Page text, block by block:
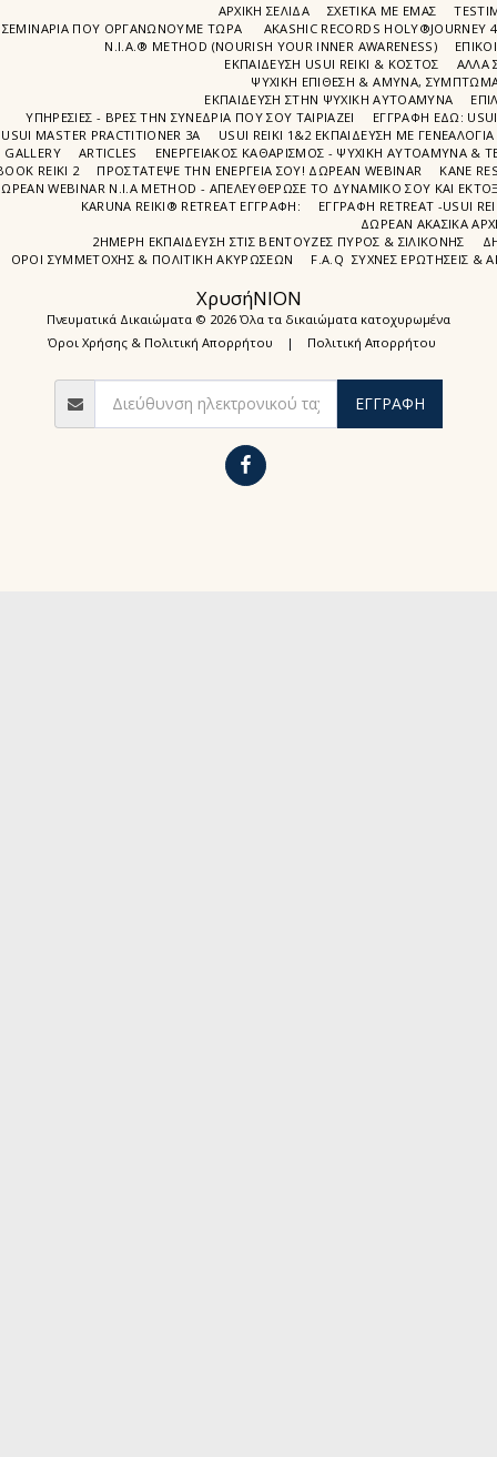
ΧρυσήΝΙΟΝ
Πνευματικά Δικαιώματα © 2026 Όλα τα δικαιώματα κατοχυρωμένα
Όροι Χρήσης & Πολιτική Απορρήτου | Πολιτική Απορρήτου
ΑΡΧΙΚΉ ΣΕΛΊΔΑ ΣΧΕΤΙΚΆ ΜΕ ΕΜΆΣ
ΣΕΜΙΝΆΡΙΑ ΠΟΥ ΟΡΓΑΝΏΝΟΥΜΕ ΤΩΡΑ
AKASHIC RECORDS
N.I.A.® METHOD (NOURISH YOUR INNER AWARENESS)
ΕΚΠΑΙΔΕΥΣΗ USUI REIKI & ΚΟΣΤΟΣ
ΑΛΛΑ
ΨΥΧΙΚΉ ΕΠΊΘΕΣΗ & ΆΜΥΝΑ,
ΕΚΠΑΊΔΕΥΣΗ ΣΤΗΝ ΨΥΧΙΚΗ ΑΥΤΟΑΜΥΝΑ
ΥΠΗΡΕΣΙΕΣ - ΒΡΕΣ ΤΗΝ ΣΥΝΕΔΡΙΑ ΠΟΥ ΣΟΥ ΤΑΙΡΙΑΖΕΙ
ΕΓΓΡΑΦΉ EΔΩ:
USUI MASTER PRACTITIONER 3A
USUI REIKI 1&2 EΚΠΑΙΔΕΥΣΗ ΜΕ ΓΕΝΕΑΛΟΓΙΑ
GALLERY
ARTICLES
ΕΝΕΡΓΕΙΑΚΟΣ ΚΑΘΑΡΙΣΜΟΣ - ΨΥΧΙΚΗ ΑΥΤΟΑΜΥΝΑ &
REIKI 2
ΠΡΟΣΤΆΤΕΨΕ ΤΗΝ ΕΝΈΡΓΕΙΆ ΣΟΥ! ΔΩΡΕΑΝ WEBINAR
ΚΑΝΕ
WEBINAR Ν.Ι.Α METHOD - ΑΠΕΛΕΥΘΈΡΩΣΕ ΤΟ ΔΥΝΑΜΙΚΌ ΣΟΥ ΚΑΙ
KARUNA REIKI® RETREAT ΕΓΓΡΑΦΉ:
ΕΓΓΡΑΦΗ RETREAT -USUI
ΔΩΡΕΑΝ ΑΚΑΣΙΚΆ
2ΗΜΕΡΗ ΕΚΠΑΊΔΕΥΣΗ ΣΤΙΣ ΒΕΝΤΟΎΖΕΣ ΠΥΡΌΣ & ΣΙΛΙΚΌΝΗΣ
ΌΡΟΙ ΣΥΜΜΕΤΟΧΉΣ & ΠΟΛΙΤΙΚΉ ΑΚΥΡΏΣΕΩΝ
F.A.Q ΣΥΧΝΈΣ ΕΡΩΤΉΣΕΙΣ &
ΕΓΓΡΑΦΉ